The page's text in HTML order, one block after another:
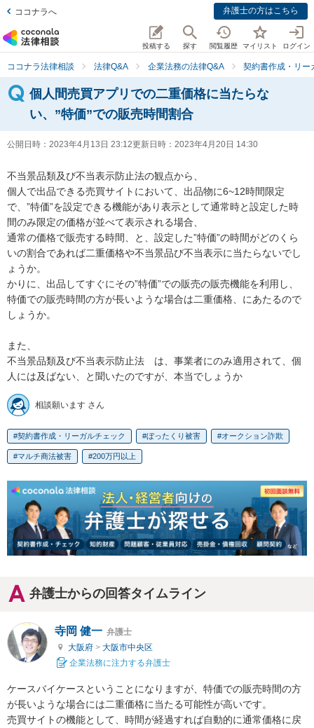
ココナラへ 弁護士の方はこちら
投稿する 探す 閲覧履歴 マイリスト ログイン
ココナラ法律相談 法律Q&A 企業法務の法律Q&A 契約書作成・リー
個人間売買アプリでの二重価格に当たらな
い、”特価”での販売時間割合
公開日時： 2023年4月13日 23:12更新日時： 2023年4月20日 14:30
不当景品類及び不当表示防止法の観点から、
個人で出品できる売買サイトにおいて、出品物に6~12時間限定
で、”特価”を設定できる機能があり表示として通常時と設定した時
間のみ限定の価格が並べて表示される場合、
通常の価格で販売する時間、と、設定した”特価”の時間がどのくら
いの割合であれば二重価格や不当景品び不当表示に当たらないでし
ょうか。
かりに、出品してすぐにその”特価”での販売の販売機能を利用し、
特価での販売時間の方が長いような場合は二重価格、にあたるので
しょうか。
また、
不当景品類及び不当表示防止法　は、事業者にのみ適用されて、個
人には及ばない、と聞いたのですが、本当でしょうか
相談願います さん
契約書作成・リーガルチェック ぼったくり被害 オークション詐欺
マルチ商法被害 200万円以上
弁護士からの回答タイムライン
寺岡 健一 弁護士
大阪府 > 大阪市中央区
企業法務に注力する弁護士
ケースバイケースということになりますが、特価での販売時間の方
が長いような場合には二重価格に当たる可能性が高いです。
売買サイトの機能として、時間が経過すれば自動的に通常価格に戻